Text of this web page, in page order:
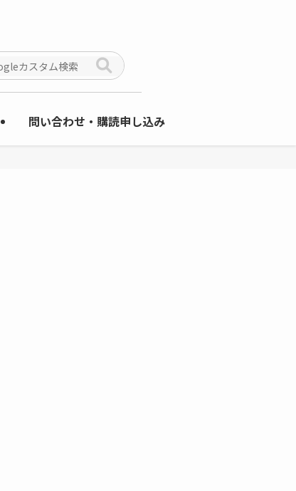
問い合わせ・購読申し込み